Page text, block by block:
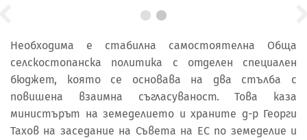
Необходима е стабилна самостоятелна Обща
селскостопанска политика с отделен специален
бюджет, която се основава на два стълба с
повишена взаимна съгласуваност. Това каза
министърът на земеделието и храните д-р Георги
Тахов на заседание на Съвета на ЕС по земеделие и